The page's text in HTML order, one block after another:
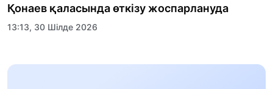
Қонаев қаласында өткізу жоспарлануда
13:13, 30 Шілде 2026
Асхат Асылбеков: Күшті билікке күшті